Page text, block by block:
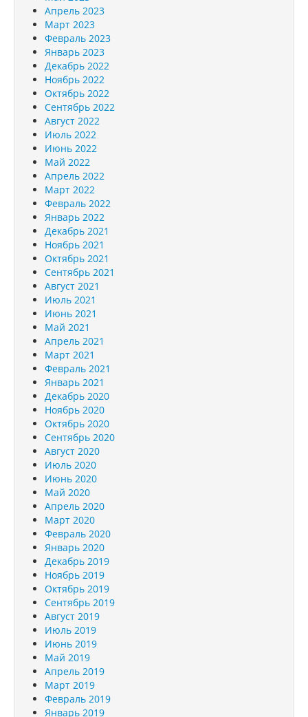
Апрель 2023
Март 2023
Февраль 2023
Январь 2023
Декабрь 2022
Ноябрь 2022
Октябрь 2022
Сентябрь 2022
Август 2022
Июль 2022
Июнь 2022
Май 2022
Апрель 2022
Март 2022
Февраль 2022
Январь 2022
Декабрь 2021
Ноябрь 2021
Октябрь 2021
Сентябрь 2021
Август 2021
Июль 2021
Июнь 2021
Май 2021
Апрель 2021
Март 2021
Февраль 2021
Январь 2021
Декабрь 2020
Ноябрь 2020
Октябрь 2020
Сентябрь 2020
Август 2020
Июль 2020
Июнь 2020
Май 2020
Апрель 2020
Март 2020
Февраль 2020
Январь 2020
Декабрь 2019
Ноябрь 2019
Октябрь 2019
Сентябрь 2019
Август 2019
Июль 2019
Июнь 2019
Май 2019
Апрель 2019
Март 2019
Февраль 2019
Январь 2019